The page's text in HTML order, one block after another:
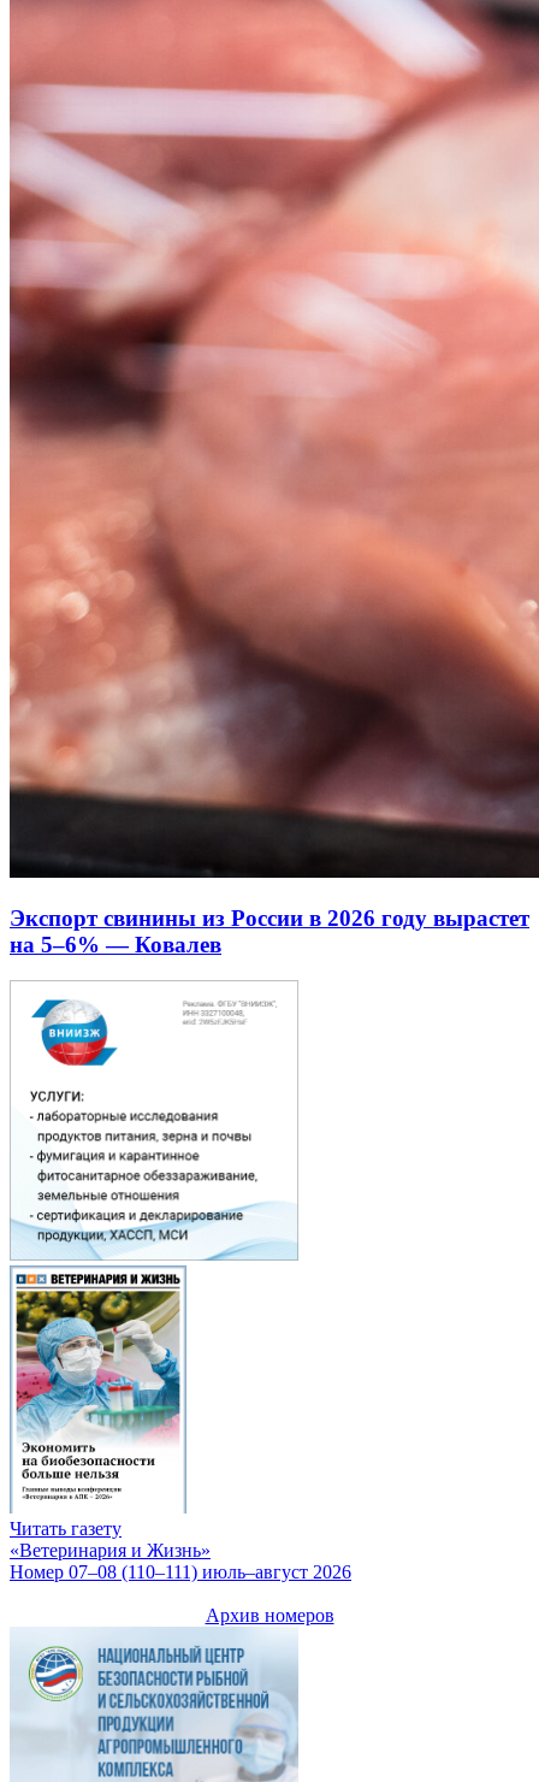
Экспорт свинины из России в 2026 году вырастет
на 5–6% — Ковалев
Читать газету
«Ветеринария и Жизнь»
Номер 07–08 (110–111) июль–август 2026
Архив номеров